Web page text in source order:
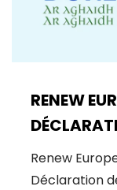
RENEW
DE ROUTE
SÉCURITÉ
Renew
Déclaration